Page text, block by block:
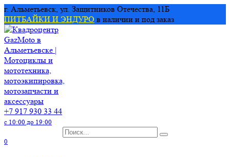
Перейти
к
содержанию
г. Альметьевск, ул. Защитников Отечества, 11Б
ПИТБАЙКИ И ЭНДУРО в наличии и под заказ
+7 917 930 33 44
с 10:00 до 19:00
Search
0